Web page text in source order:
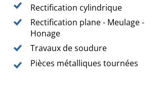
Rectification cylindrique
Rectification plane - Meulage -
Honage
Travaux de soudure
Pièces métalliques tournées